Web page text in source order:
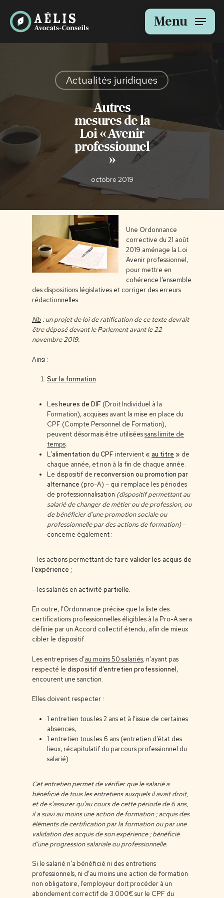
main
content
Menu
Actualités juridiques
Autres
mesures de la
Loi « Avenir
professionnel
»
octobre 2019
Une Ordonnance
corrective du 21 août
2019 aménage la Loi
Avenir professionnel,
pour mettre en
cohérence l’ensemble
des dispositions législatives et corriger des erreurs
rédactionnelles.
Nb : un projet de loi de ratification de ce texte devrait
être déposé devant le Parlement avant le 22
novembre 2019.
Ainsi :
Sur la formation
Lesheures de DIF (Droit Individuel à la
Formation), acquises avant la mise en place du
CPF (Compte Personnel de Formation),
peuvent désormais être utiliséessans limite de
temps.
L’alimentation du CPF intervient« au titre » de
chaque année, et non à la fin de chaque année.
Le dispositif de reconversion ou promotion par
alternance (pro-A) – qui remplace les périodes
de professionnalisation (dispositif permettant au
salarié de changer de métier ou de profession, ou
de bénéficier d’une promotion sociale ou
professionnelle par des actions de formation)–
concerne également :
– les actions permettant de faire valider les acquis de
l’expérience ;
– les salariés en activité partielle.
En outre, l’Ordonnance précise que la liste des
certifications professionnelles éligibles à la Pro-A sera
définie par un Accord collectif étendu, afin de mieux
cibler le dispositif.
Les entreprises d’au moins 50 salariés, n’ayant pas
respecté le dispositif d’entretien professionnel,
encourent une sanction.
Elles doivent respecter :
1 entretien tous les 2 ans et à l’issue de certaines
absences,
1 entretien tous les 6 ans (entretien d’état des
lieux, récapitulatif du parcours professionnel du
salarié).
Cet entretien permet de vérifier que le salarié a
bénéficié de tous les entretiens auxquels il avait droit,
et de s’assurer qu’au cours de cette période de 6 ans,
il a suivi au moins une action de formation ; acquis des
éléments de certification par la formation ou par une
validation des acquis de son expérience ; bénéficié
d’une progression salariale ou professionnelle.
Si le salarié n’a bénéficié ni des entretiens
professionnels, ni d’au moins une action de formation
non obligatoire, l’employeur doit procéder à un
abondement correctif de 3.000€ sur le CPF du